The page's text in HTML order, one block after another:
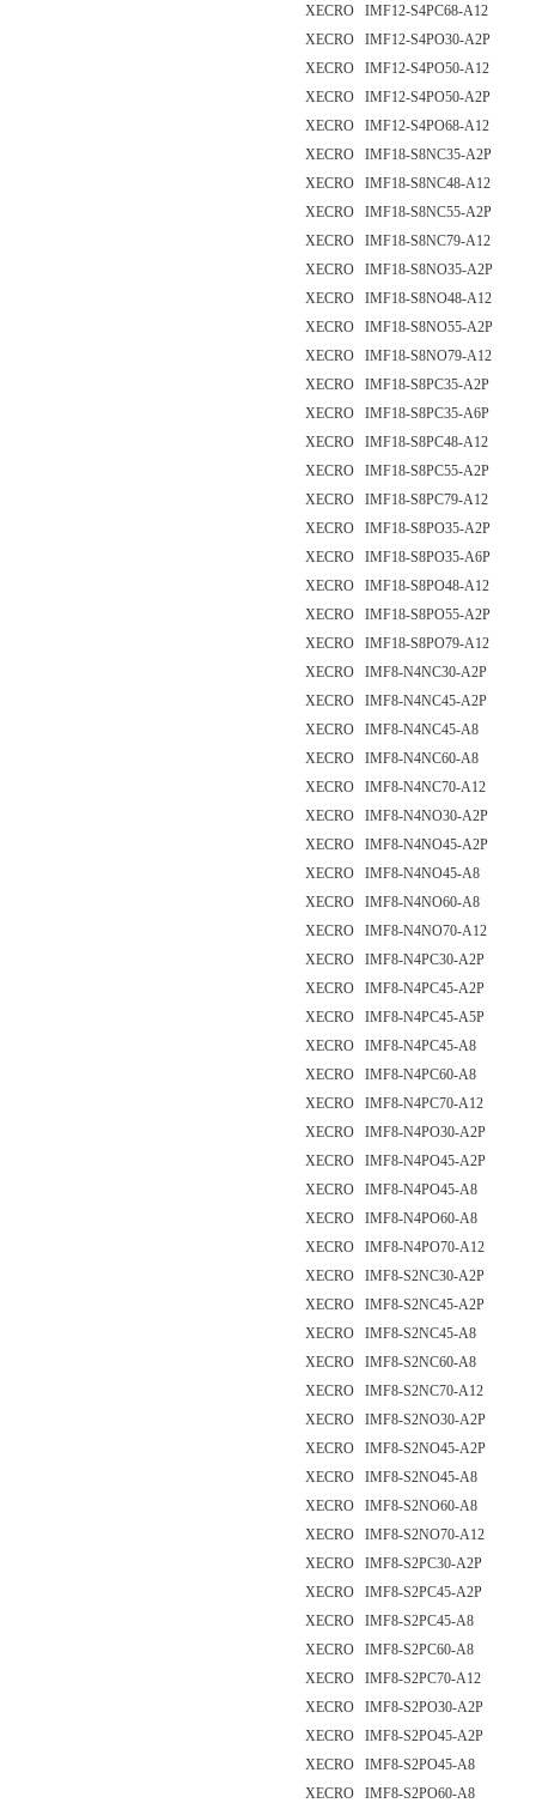
XECRO IMF12-S4PC68-A12
XECRO IMF12-S4PO30-A2P
XECRO IMF12-S4PO50-A12
XECRO IMF12-S4PO50-A2P
XECRO IMF12-S4PO68-A12
XECRO IMF18-S8NC35-A2P
XECRO IMF18-S8NC48-A12
XECRO IMF18-S8NC55-A2P
XECRO IMF18-S8NC79-A12
XECRO IMF18-S8NO35-A2P
XECRO IMF18-S8NO48-A12
XECRO IMF18-S8NO55-A2P
XECRO IMF18-S8NO79-A12
XECRO IMF18-S8PC35-A2P
XECRO IMF18-S8PC35-A6P
XECRO IMF18-S8PC48-A12
XECRO IMF18-S8PC55-A2P
XECRO IMF18-S8PC79-A12
XECRO IMF18-S8PO35-A2P
XECRO IMF18-S8PO35-A6P
XECRO IMF18-S8PO48-A12
XECRO IMF18-S8PO55-A2P
XECRO IMF18-S8PO79-A12
XECRO IMF8-N4NC30-A2P
XECRO IMF8-N4NC45-A2P
XECRO IMF8-N4NC45-A8
XECRO IMF8-N4NC60-A8
XECRO IMF8-N4NC70-A12
XECRO IMF8-N4NO30-A2P
XECRO IMF8-N4NO45-A2P
XECRO IMF8-N4NO45-A8
XECRO IMF8-N4NO60-A8
XECRO IMF8-N4NO70-A12
XECRO IMF8-N4PC30-A2P
XECRO IMF8-N4PC45-A2P
XECRO IMF8-N4PC45-A5P
XECRO IMF8-N4PC45-A8
XECRO IMF8-N4PC60-A8
XECRO IMF8-N4PC70-A12
XECRO IMF8-N4PO30-A2P
XECRO IMF8-N4PO45-A2P
XECRO IMF8-N4PO45-A8
XECRO IMF8-N4PO60-A8
XECRO IMF8-N4PO70-A12
XECRO IMF8-S2NC30-A2P
XECRO IMF8-S2NC45-A2P
XECRO IMF8-S2NC45-A8
XECRO IMF8-S2NC60-A8
XECRO IMF8-S2NC70-A12
XECRO IMF8-S2NO30-A2P
XECRO IMF8-S2NO45-A2P
XECRO IMF8-S2NO45-A8
XECRO IMF8-S2NO60-A8
XECRO IMF8-S2NO70-A12
XECRO IMF8-S2PC30-A2P
XECRO IMF8-S2PC45-A2P
XECRO IMF8-S2PC45-A8
XECRO IMF8-S2PC60-A8
XECRO IMF8-S2PC70-A12
XECRO IMF8-S2PO30-A2P
XECRO IMF8-S2PO45-A2P
XECRO IMF8-S2PO45-A8
XECRO IMF8-S2PO60-A8